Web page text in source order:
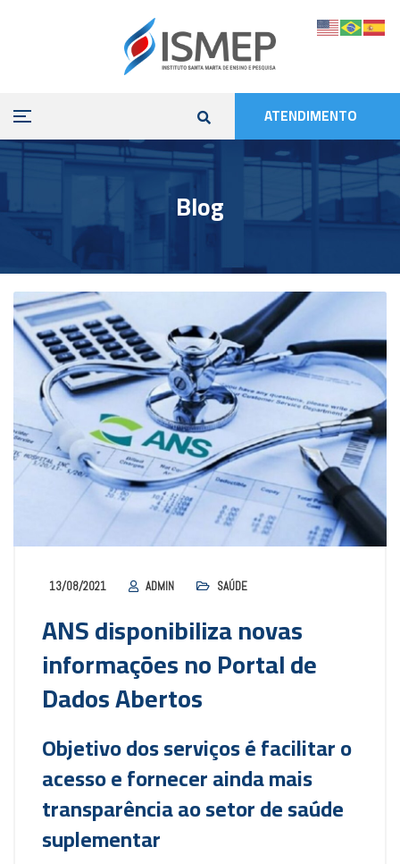
ATENDIMENTO
Blog
13/08/2021 ADMIN SAÚDE
ANS disponibiliza novas
informações no Portal de
Dados Abertos
Objetivo dos serviços é facilitar o
acesso e fornecer ainda mais
transparência ao setor de saúde
suplementar